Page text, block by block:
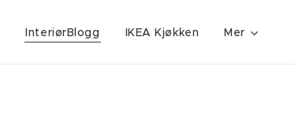
InteriørBlogg IKEA Kjøkken Mer